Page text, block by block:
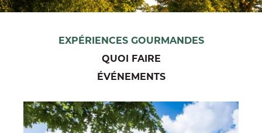
EXPÉRIENCES GOURMANDES
QUOI FAIRE
ÉVÉNEMENTS